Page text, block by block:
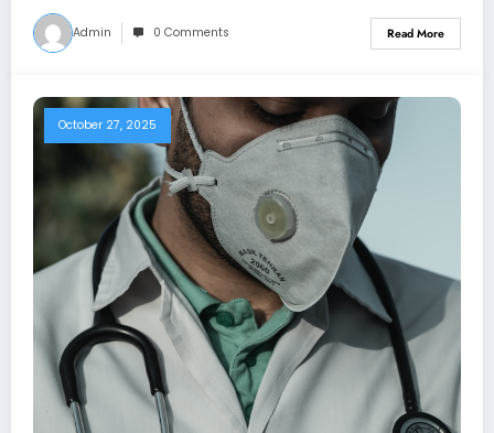
Admin 0 Comments Read More
October 27, 2025